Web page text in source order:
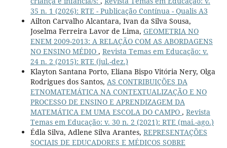
35 n. 1 (2026): RTE - Publicação Contínua - Qualis A3
Ailton Carvalho Alcantara, Ivan da Silva Sousa,
Joselma Ferreira Lavor de Lima, GEOMETRIA NO
ENEM 2009-2013: A RELAÇÃO COM AS ABORDAGENS
NO ENSINO MÉDIO , Revista Temas em Educação: v.
24 n. 2 (2015): RTE (jul.-dez.)
Klayton Santana Porto, Eliana Bispo Vitória Nery, Olga
Rodrigues dos Santos, AS CONTRIBUIÇÕES DA
ETNOMATEMÁTICA NA CONTEXTUALIZAÇÃO E NO
PROCESSO DE ENSINO E APRENDIZAGEM DA
MATEMÁTICA EM UMA ESCOLA DO CAMPO , Revista
Temas em Educação: v. 30 n. 2 (2021): RTE (mai.-ago.)
Édla Silva, Adlene Silva Arantes, REPRESENTAÇÕES
SOCIAIS DE EDUCADORES E MÉDICOS SOBRE